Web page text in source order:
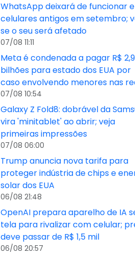
WhatsApp deixará de funcionar
celulares antigos em setembro;
se o seu será afetado
07/08 11:11
Meta é condenada a pagar R$ 2,9
bilhões para estado dos EUA por
caso envolvendo menores nas
07/08 10:54
Galaxy Z Fold8: dobrável da
vira 'minitablet' ao abrir; veja
primeiras impressões
07/08 06:00
Trump anuncia nova tarifa para
proteger indústria de chips e
solar dos EUA
06/08 21:48
OpenAI prepara aparelho de IA
tela para rivalizar com celular;
deve passar de R$ 1,5 mil
06/08 20:57